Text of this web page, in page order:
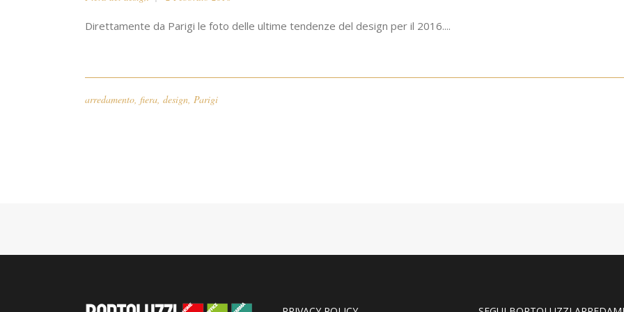
Direttamente da Parigi le foto delle ultime tendenze del design per il 2016....
arredamento, fiera, design, Parigi